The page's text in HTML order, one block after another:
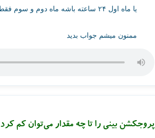
یا ماه اول ۲۴ ساعته باشه ماه دوم و سوم فقط شبها ؟؟؟؟
ممنون میشم جواب بدید
پروجکشن بینی را تا چه مقدار می‌توان کم کرد